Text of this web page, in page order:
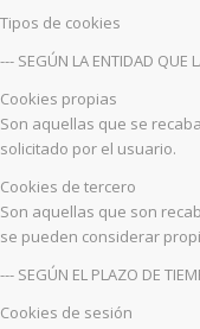
Tipos de cookies
--- SEGÚN LA ENTIDAD QUE
Cookies propias
Son aquellas que se
solicitado por el usuario.
Cookies de tercero
Son aquellas que son
se pueden considerar
--- SEGÚN EL PLAZO DE
Cookies de sesión